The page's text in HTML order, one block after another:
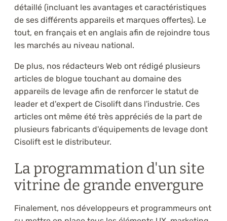
détaillé (incluant les avantages et caractéristiques
de ses différents appareils et marques offertes). Le
tout, en français et en anglais afin de rejoindre tous
les marchés au niveau national.
De plus, nos rédacteurs Web ont rédigé plusieurs
articles de blogue touchant au domaine des
appareils de levage afin de renforcer le statut de
leader et d'expert de Cisolift dans l'industrie. Ces
articles ont même été très appréciés de la part de
plusieurs fabricants d'équipements de levage dont
Cisolift est le distributeur.
La programmation d'un site
vitrine de grande envergure
Finalement, nos développeurs et programmeurs ont